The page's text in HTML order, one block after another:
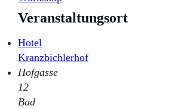
Veranstaltungsort
Hotel
Kranzbichlerhof
Hofgasse
12
Bad